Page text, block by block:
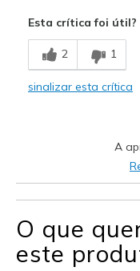
Esta crítica foi útil?
2 1
sinalizar esta crítica
A
O que
este